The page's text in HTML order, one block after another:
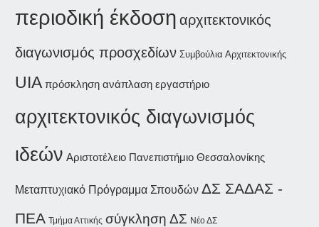
περιοδική έκδοση αρχιτεκτονικός
διαγωνισμός προσχεδίων Συμβούλια Αρχιτεκτονικής
UIA πρόσκληση ανάπλαση εργαστήριο
αρχιτεκτονικός διαγωνισμός
ιδεών Αριστοτέλειο Πανεπιστήμιο Θεσσαλονίκης
Μεταπτυχιακό Πρόγραμμα Σπουδών ΔΣ ΣΑΔΑΣ -
ΠΕΑ Τμήμα Αττικής σύγκληση ΔΣ Νέο ΔΣ